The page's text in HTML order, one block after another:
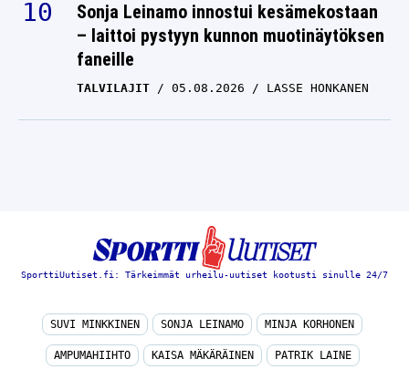
Sonja Leinamo innostui kesämekostaan
– laittoi pystyyn kunnon muotinäytöksen
faneille
TALVILAJIT 05.08.2026 LASSE HONKANEN
SporttiUutiset.fi: Tärkeimmät urheilu-uutiset kootusti sinulle 24/7
SUVI MINKKINEN SONJA LEINAMO MINJA KORHONEN
AMPUMAHIIHTO KAISA MÄKÄRÄINEN PATRIK LAINE